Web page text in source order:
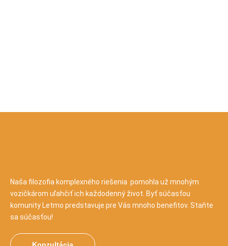
Naša filozofia komplexného riešenia pomohla už mnohým
vozičkárom uľahčiť ich každodenný život. Byť súčasťou
komunity Letmo predstavuje pre Vás mnoho benefitov. Staňte
sa súčasťou!